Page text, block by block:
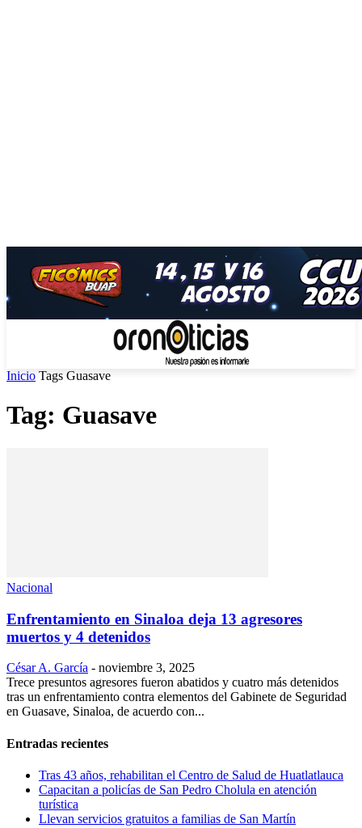
Inicio Tags Guasave
Tag: Guasave
Nacional
Enfrentamiento en Sinaloa deja 13 agresores
muertos y 4 detenidos
César A. García - noviembre 3, 2025
Trece presuntos agresores fueron abatidos y cuatro más detenidos
tras un enfrentamiento contra elementos del Gabinete de Seguridad
en Guasave, Sinaloa, de acuerdo con...
Entradas recientes
Tras 43 años, rehabilitan el Centro de Salud de Huatlatlauca
Capacitan a policías de San Pedro Cholula en atención
turística
Llevan servicios gratuitos a familias de San Martín